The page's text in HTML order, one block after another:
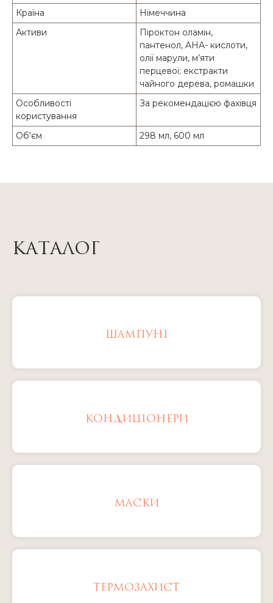
Країна
Німеччина
Активи
Піроктон оламін,
пантенол, AHА- кислоти,
олії марули, м’яти
перцевої; екстракти
чайного дерева, ромашки
Особливості
користування
За рекомендацією фахівця
Об'єм 298 мл, 600 мл
КАТАЛОГ
ШАМПУНІ
КОНДИЦІОНЕРИ
МАСКИ
ТЕРМОЗАХИСТ